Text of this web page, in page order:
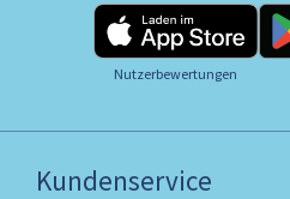
Nutzerbewertungen
Kundenservice